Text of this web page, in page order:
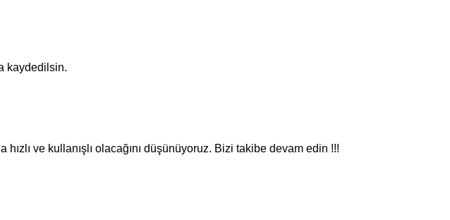
kaydedilsin.
ve kullanışlı olacağını düşünüyoruz. Bizi takibe devam edin !!!